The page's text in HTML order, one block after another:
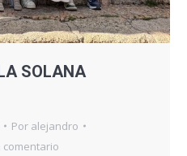
SOLANA
Por alejandro
comentario